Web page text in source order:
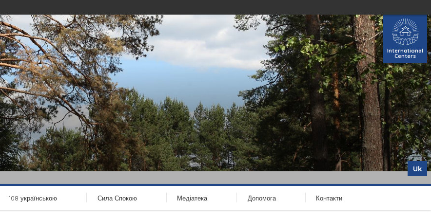
International
Centers
Uk
108 українською Сила Спокою Медіатека Допомога Контакти